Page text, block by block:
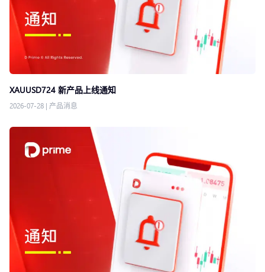
XAUUSD724 新产品上线通知
2026-07-28 | 产品消息